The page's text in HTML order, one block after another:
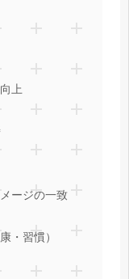
上
ージの一致
・習慣）